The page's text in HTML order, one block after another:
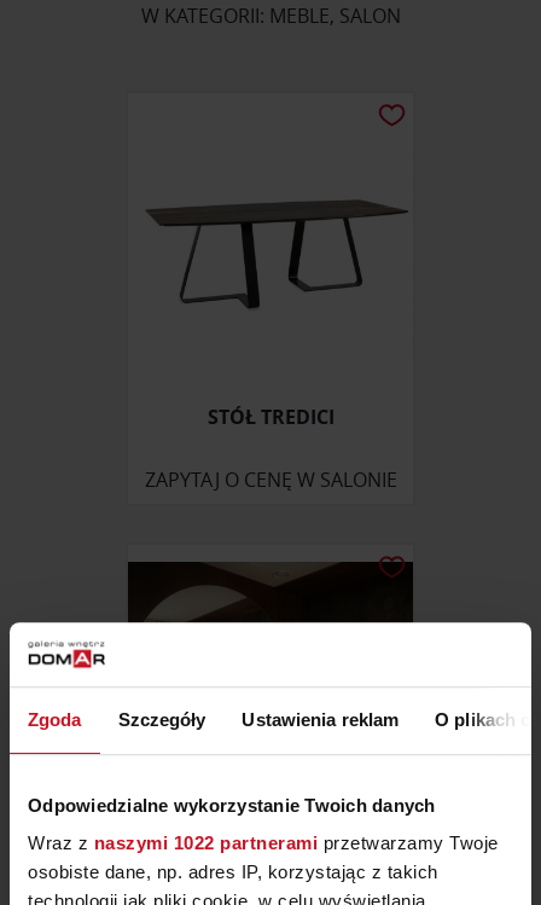
Zgoda Szczegóły Ustawienia reklam O plikach
Odpowiedzialne wykorzystanie Twoich danych
Wraz z naszymi 1022 partnerami przetwarzamy Twoje
osobiste dane, np. adres IP, korzystając z takich
W KATEGORII: MEBLE, SALON
STÓŁ TREDICI
ZAPYTAJ O CENĘ W SALONIE
MEBLE DO SYPIALNI NA
WYMIAR